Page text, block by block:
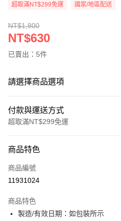
超取滿NT$299免運 國家/地區配送
NT$1,800
NT$630
已賣出：5件
請選擇商品選項
付款與運送方式
超取滿NT$299免運
信用卡一次付款
超商取貨付款
Apple Pay
商品特色
商品編號
11931024
商品特色
製造/有效日期：如包裝所示